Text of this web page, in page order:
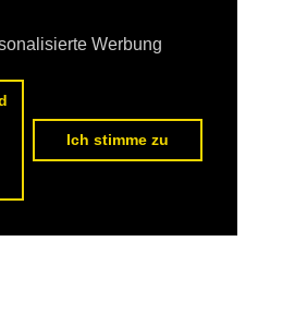
Werbung
Ich stimme zu